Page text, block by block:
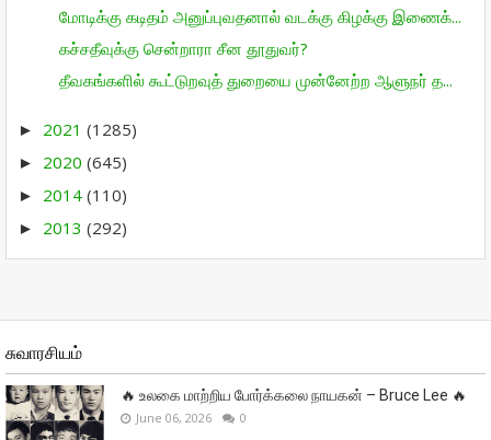
மோடிக்கு கடிதம் அனுப்புவதனால் வடக்கு கிழக்கு இணைக்...
கச்சதீவுக்கு சென்றாரா சீன தூதுவர்?
தீவகங்களில் கூட்டுறவுத் துறையை முன்னேற்ற ஆளுநர் த...
► 2021 (1285)
► 2020 (645)
► 2014 (110)
► 2013 (292)
சுவாரசியம்
🔥 உலகை மாற்றிய போர்க்கலை நாயகன் – Bruce Lee 🔥
June 06, 2026 0